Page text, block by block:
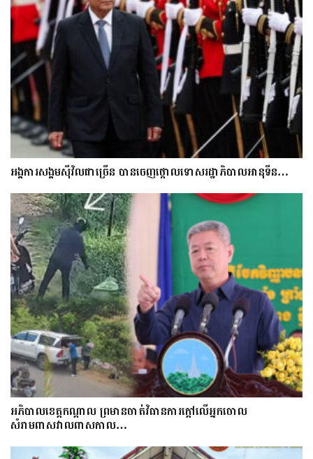
អង្គការសង្គមស៊ីវិលជាច្រើន បានចេញថ្កោលទោសរដ្ឋាភិបាលអានុទីន…
អភិបាលខេត្តកណ្ដាល ព្រមានចាត់វិធានការក្ដៅលើអ្នកចោល
សំរាមពាសវាលពាសកាល…